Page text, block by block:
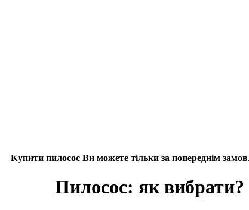
Купити пилосос Ви можете тільки за попереднім
Пилосос: як вибрати?